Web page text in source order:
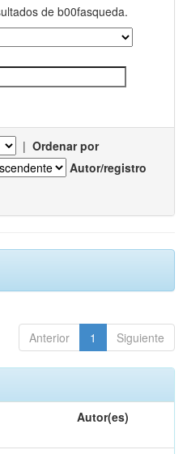
de b00fasqueda.
| Ordenar por
Autor/registro
Anterior 1 Siguiente
Autor(es)